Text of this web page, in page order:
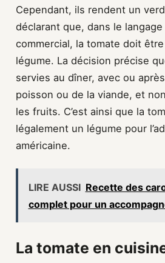
Cependant, ils rendent un
déclarant que, dans le
commercial, la tomate doit
légume. La décision précise
servies au dîner, avec ou
poisson ou de la viande, et
les fruits. C’est ainsi que la
légalement un légume pour
américaine.
LIRE AUSSI Recette des
complet pour un
La tomate en